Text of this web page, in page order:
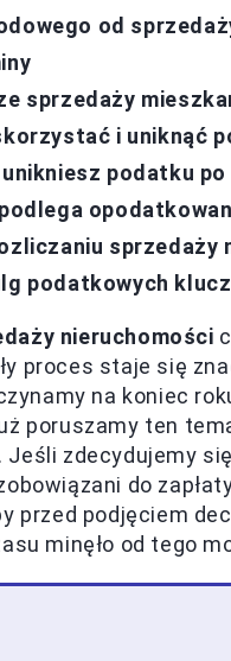
od
sprzedaży
i uniknąć
podatku po
sprzedaży
podatkowych
nieruchomości
proces staje się
na koniec
poruszamy ten
. Jeśli zdecydujemy
do
przed podjęciem
minęło od tego